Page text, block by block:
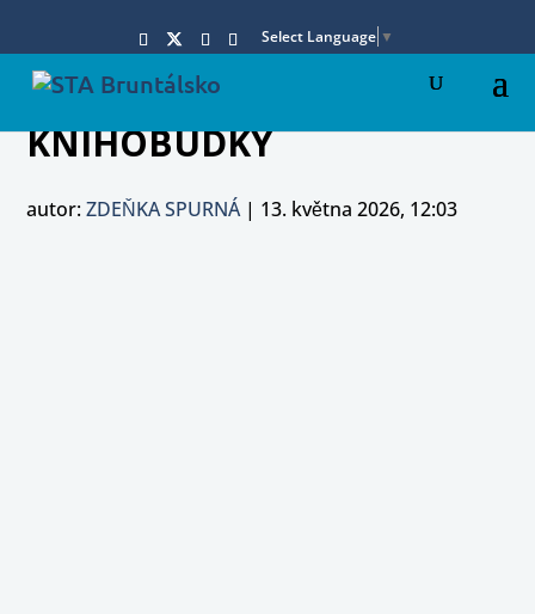
Select Language ▼
KNIHOBUDKY
autor:ZDEŇKA SPURNÁ| 13. května 2026, 12:03